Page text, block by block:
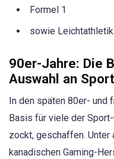
Formel 1
sowie Leichtathletik.
90er-Jahre: Die
Auswahl an
In den späten 80er- und
Basis für viele der
zockt, geschaffen. Unter
kanadischen Gaming-